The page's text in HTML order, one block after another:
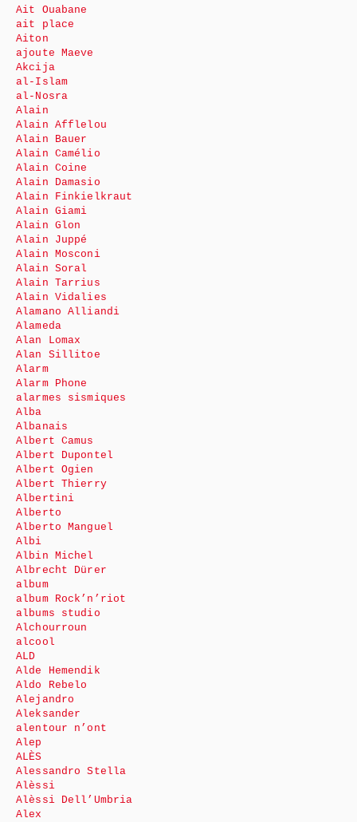
Ait Ouabane
ait place
Aiton
ajoute Maeve
Akcija
al-Islam
al-Nosra
Alain
Alain Afflelou
Alain Bauer
Alain Camélio
Alain Coine
Alain Damasio
Alain Finkielkraut
Alain Giami
Alain Glon
Alain Juppé
Alain Mosconi
Alain Soral
Alain Tarrius
Alain Vidalies
Alamano Alliandi
Alameda
Alan Lomax
Alan Sillitoe
Alarm
Alarm Phone
alarmes sismiques
Alba
Albanais
Albert Camus
Albert Dupontel
Albert Ogien
Albert Thierry
Albertini
Alberto
Alberto Manguel
Albi
Albin Michel
Albrecht Dürer
album
album Rock’n’riot
albums studio
Alchourroun
alcool
ALD
Alde Hemendik
Aldo Rebelo
Alejandro
Aleksander
alentour n’ont
Alep
ALÈS
Alessandro Stella
Alèssi
Alèssi Dell’Umbria
Alex